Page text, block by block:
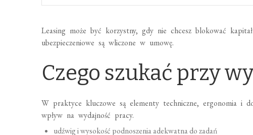
Leasing może być korzystny, gdy nie chcesz blokować
ubezpieczeniowe są wliczone w umowę.
Czego szukać przy
W praktyce kluczowe są elementy techniczne, ergonomia i
wpływ na wydajność pracy.
udźwig i wysokość podnoszenia adekwatna do zadań